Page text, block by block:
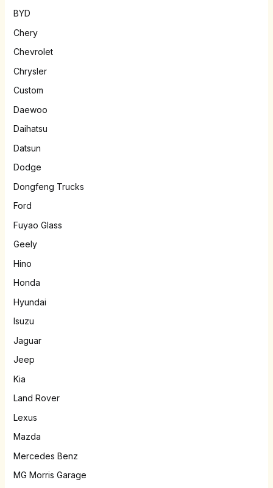
BYD
Chery
Chevrolet
Chrysler
Custom
Daewoo
Daihatsu
Datsun
Dodge
Dongfeng Trucks
Ford
Fuyao Glass
Geely
Hino
Honda
Hyundai
Isuzu
Jaguar
Jeep
Kia
Land Rover
Lexus
Mazda
Mercedes Benz
MG Morris Garage